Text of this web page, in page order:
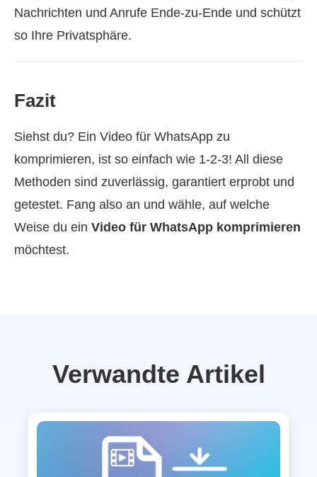
Nachrichten und Anrufe Ende-zu-Ende und schützt
so Ihre Privatsphäre.
Fazit
Siehst du? Ein Video für WhatsApp zu
komprimieren, ist so einfach wie 1‑2‑3! All diese
Methoden sind zuverlässig, garantiert erprobt und
getestet. Fang also an und wähle, auf welche
Weise du ein Video für WhatsApp komprimieren
möchtest.
Verwandte Artikel